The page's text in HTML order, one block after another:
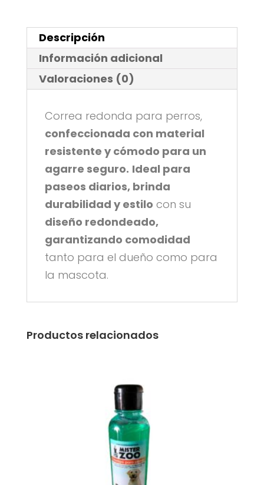
1
metro)
cantidad
Descripción
Información adicional
Valoraciones (0)
Correa redonda para perros,
confeccionada con material
resistente y cómodo para un
agarre seguro. Ideal para
paseos diarios, brinda
durabilidad y estilo con su
diseño redondeado,
garantizando comodidad
tanto para el dueño como para
la mascota.
Productos relacionados